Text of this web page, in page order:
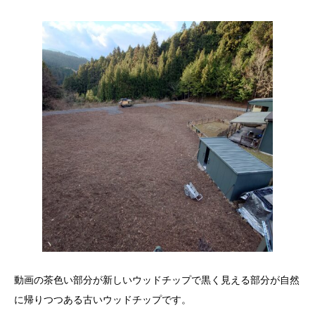
動画の茶色い部分が新しいウッドチップで黒く見える部分が自然
に帰りつつある古いウッドチップです。